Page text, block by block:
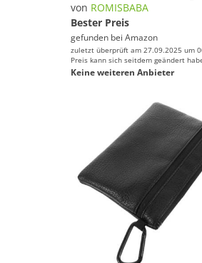
Tourenskifelle von
Netze von ROMISBABA
von ROMISBABA
Bester Preis
gefunden bei Amazon
zuletzt überprüft am 27.09.2025 um
Preis kann sich seitdem geändert
Keine weiteren Anbieter